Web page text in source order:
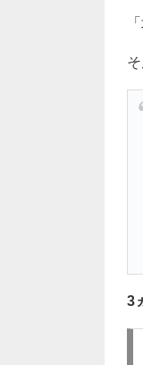
3